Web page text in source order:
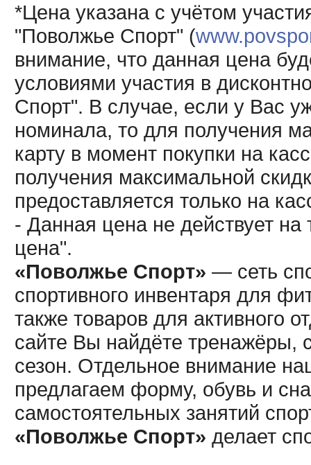
*Цена указана с учётом
"Поволжье Спорт" (
внимание, что данная цена
условиями участия в
Спорт". В случае, если у Вас
номинала, то для получения
карту в момент покупки на
получения максимальной
предоставляется только на
- Данная цена не действует
цена".
«Поволжье Спорт» — сеть
спортивного инвентаря для
также товаров для активного
сайте Вы найдёте тренажёры,
сезон. Отдельное внимание
предлагаем форму, обувь и
самостоятельных занятий
«Поволжье Спорт» делает